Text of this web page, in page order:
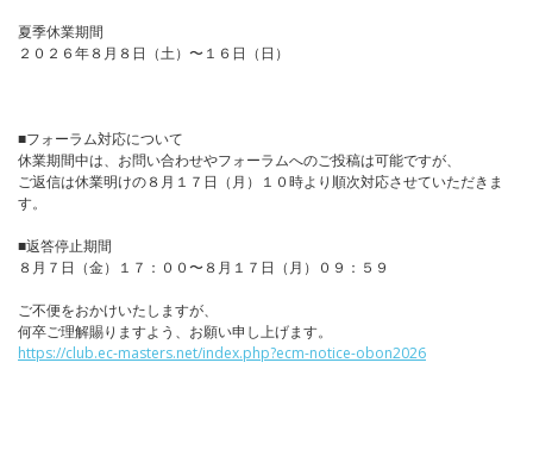
夏季休業期間
２０２６年８月８日（土）〜１６日（日）
■フォーラム対応について
休業期間中は、お問い合わせやフォーラムへのご投稿は可能ですが、
ご返信は休業明けの８月１７日（月）１０時より順次対応させていただきま
す。
■返答停止期間
８月７日（金）１７：００〜８月１７日（月）０９：５９
ご不便をおかけいたしますが、
何卒ご理解賜りますよう、お願い申し上げます。
https://club.ec-masters.net/index.php?ecm-notice-obon2026